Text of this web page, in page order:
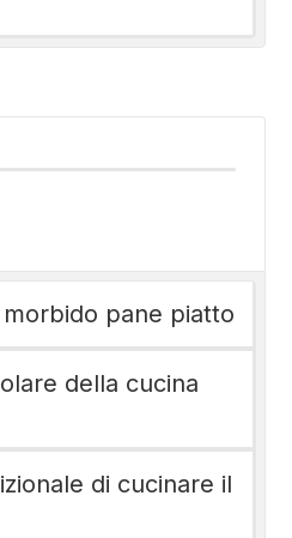
pane piatto
della cucina
di cucinare il